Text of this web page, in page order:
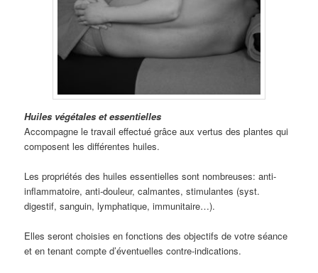
Huiles végétales et essentielles
Accompagne le travail effectué grâce aux vertus des plantes qui
composent les différentes huiles.
Les propriétés des huiles essentielles sont nombreuses: anti-
inflammatoire, anti-douleur, calmantes, stimulantes (syst.
digestif, sanguin, lymphatique, immunitaire…).
Elles seront choisies en fonctions des objectifs de votre séance
et en tenant compte d’éventuelles contre-indications.